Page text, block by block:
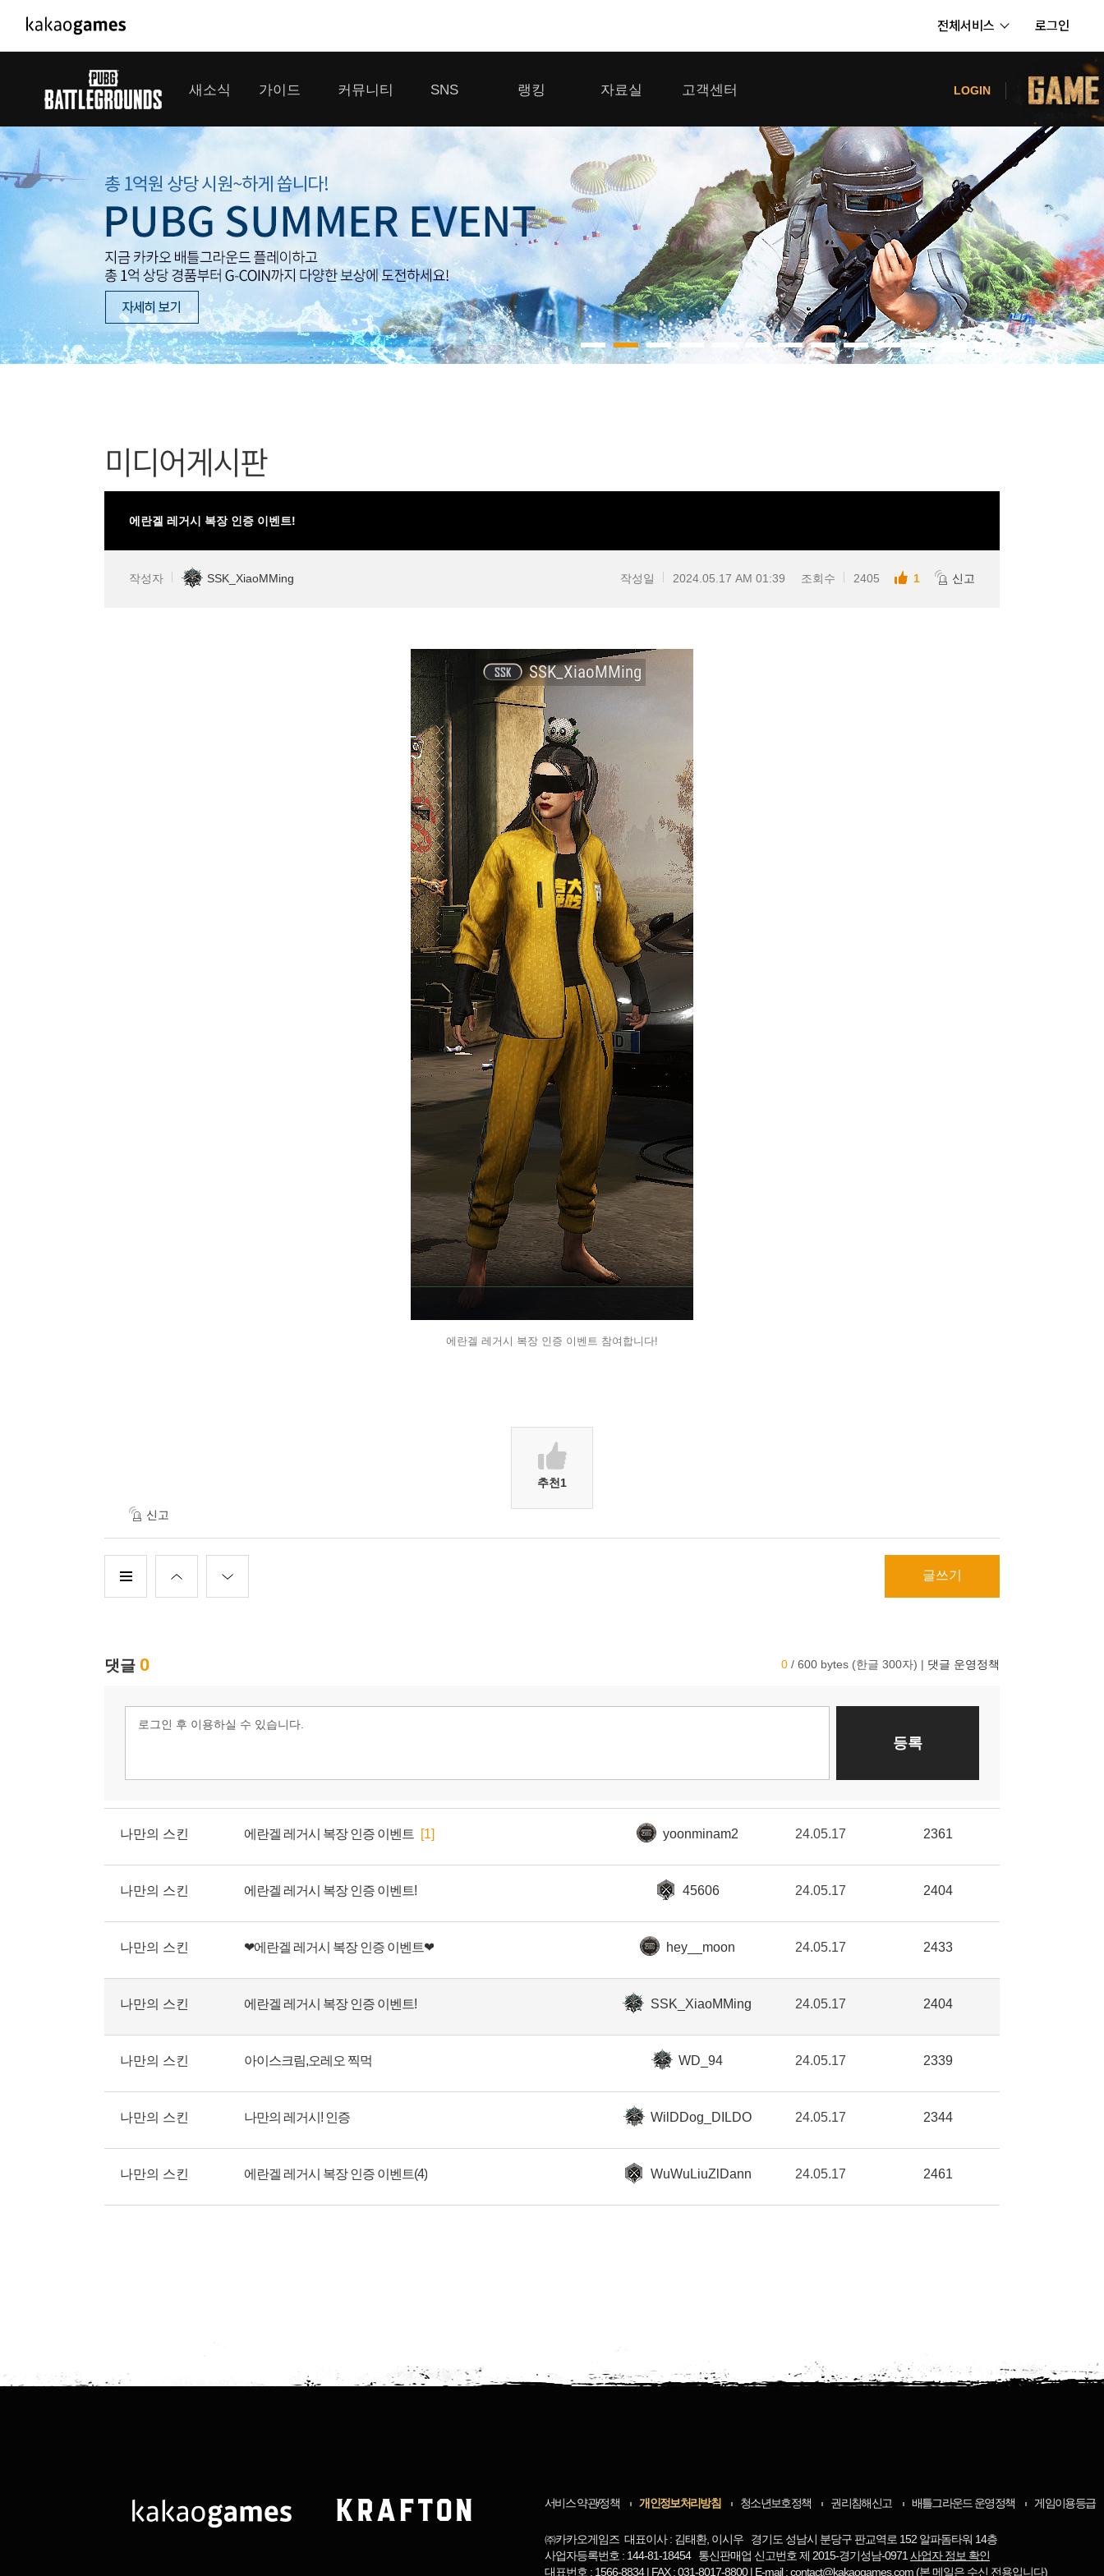
전체서비스 로그인
PC/모바일게임
도깨비의세계
오딘: 발할라 라이징
아키에이지 워
아레스 : 라이즈 오브 가디언즈
배틀그라운드
패스 오브 엑자일
우마무스메 프리티 더비
가디언 테일즈
프린세스 커넥트 Re:Dive
프렌즈팝콘
내정보
보안센터
고객센터
공지사항
카카오게임즈 PC방
게임코인
게임시간선택제
새소식
공지사항
GM소식
이벤트
업데이트
대회소식
가이드
게임 가이드
커뮤니티
미디어 게시판
클랜 라운지
모집 게시판
SNS
톡채널
랭킹
클랜 생존 리더보드
내 전적 히스토리
자료실
다운로드
고객센터
이용제한 이의신청
보안센터
LOGIN
미디어게시판
에란겔 레거시 복장 인증 이벤트!
작성자 SSK_XiaoMMing 작성일 2024.05.17 AM 01:39 조회수 2405 1 신고
에란겔 레거시 복장 인증 이벤트 참여합니다!
추천 1
신고
글쓰기
나만의 스킨 에란겔 레거시 복장 인증 이벤트 [1] yoonminam2 24.05.17 2361
나만의 스킨 에란겔 레거시 복장 인증 이벤트! 45606 24.05.17 2404
나만의 스킨 ❤에란겔 레거시 복장 인증 이벤트❤ hey__moon 24.05.17 2433
나만의 스킨 에란겔 레거시 복장 인증 이벤트! SSK_XiaoMMing 24.05.17 2404
나만의 스킨 아이스크림,오레오 찍먹 WD_94 24.05.17 2339
나만의 스킨 나만의 레거시! 인증 WilDDog_DILDO 24.05.17 2344
나만의 스킨 에란겔 레거시 복장 인증 이벤트(4) WuWuLiuZlDann 24.05.17 2461
서비스 약관/정책 개인정보처리방침 청소년보호정책 권리침해신고 배틀그라운드 운영정책 게임이용등급
㈜카카오게임즈 대표이사 : 김태환, 이시우 경기도 성남시 분당구 판교역로 152 알파돔타워 14층
사업자등록번호 : 144-81-18454 통신판매업 신고번호 제 2015-경기성남-0971 사업자 정보 확인
대표번호 : 1566-8834 | FAX : 031-8017-8800 | E-mail : contact@kakaogames.com (본 메일은 수신 전용입니다)